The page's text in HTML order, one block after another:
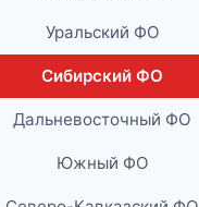
Уральский ФО
Сибирский ФО
Дальневосточный ФО
Южный ФО